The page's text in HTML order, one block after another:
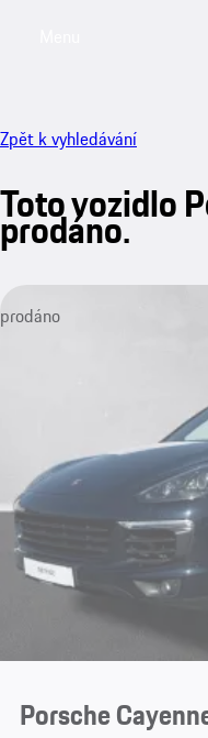
Zpět k vyhledávání
Toto vozidlo
prodáno.
prodáno
Porsche